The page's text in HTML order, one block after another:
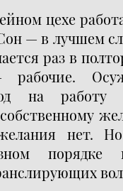
цехе
— в лучшем
раз в
рабочие.
на
нет.
порядке